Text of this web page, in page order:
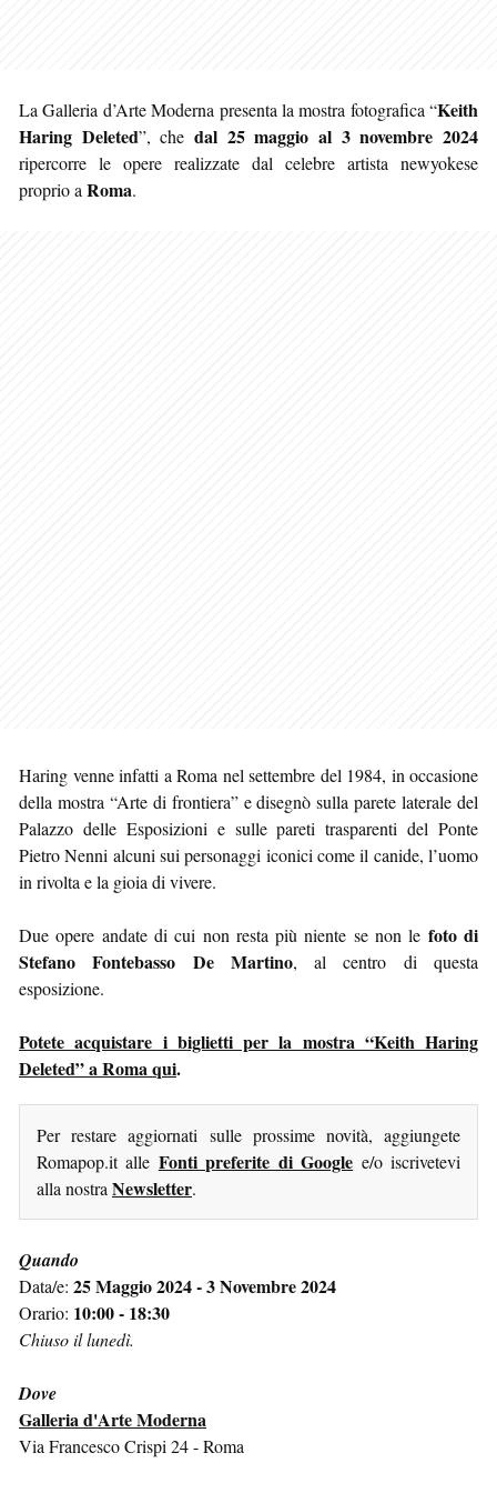
La Galleria d’Arte Moderna presenta la mostra fotografica “Keith
Haring Deleted”, chedal 25 maggio al 3 novembre 2024
ripercorre le opere realizzate dal celebre artista newyokese
proprio a Roma.
Haring venne infatti a Roma nel settembre del 1984, in occasione
della mostra “Arte di frontiera” e disegnò sulla parete laterale del
Palazzo delle Esposizioni e sulle pareti trasparenti del Ponte
Pietro Nenni alcuni sui personaggi iconici come il canide, l’uomo
in rivolta e la gioia di vivere.
Due opere andate di cui non resta più niente se non le foto di
Stefano Fontebasso De Martino, al centro di questa
esposizione.
Potete acquistare i biglietti per la mostra “Keith Haring
Deleted” a Roma qui.
Per restare aggiornati sulle prossime novità, aggiungete
Romapop.it alle Fonti preferite di Google e/o iscrivetevi
alla nostra Newsletter.
Quando
Data/e: 25 Maggio 2024 - 3 Novembre 2024
Orario: 10:00 - 18:30
Chiuso il lunedì.
Dove
Galleria d'Arte Moderna
Via Francesco Crispi 24 - Roma